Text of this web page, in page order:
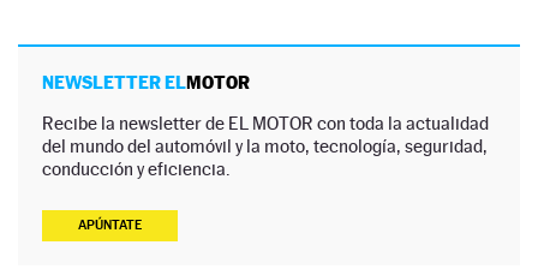
NEWSLETTER ELMOTOR
Recibe la newsletter de EL MOTOR con toda la actualidad
del mundo del automóvil y la moto, tecnología, seguridad,
conducción y eficiencia.
APÚNTATE